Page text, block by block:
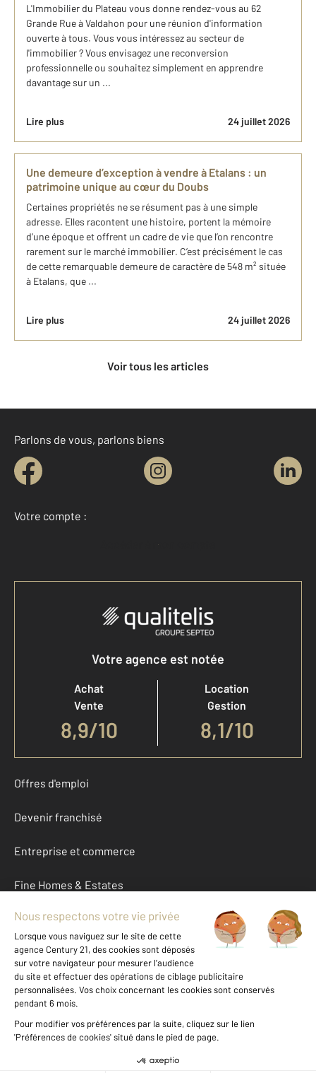
L'Immobilier du Plateau vous donne rendez-vous au 62
Grande Rue à Valdahon pour une réunion d'information
ouverte à tous. Vous vous intéressez au secteur de
l'immobilier ? Vous envisagez une reconversion
professionnelle ou souhaitez simplement en apprendre
davantage sur un ...
Lire plus 24 juillet 2026
Une demeure d’exception à vendre à Etalans : un
patrimoine unique au cœur du Doubs
Certaines propriétés ne se résument pas à une simple
adresse. Elles racontent une histoire, portent la mémoire
d’une époque et offrent un cadre de vie que l’on rencontre
rarement sur le marché immobilier. C’est précisément le cas
de cette remarquable demeure de caractère de 548 m² située
à Etalans, que ...
Lire plus 24 juillet 2026
Voir tous les articles
Parlons de vous, parlons biens
Votre compte :
Accéder à mon compte
Votre agence est notée
Achat
Vente
8,9/10
Location
Gestion
8,1/10
Offres d'emploi
Devenir franchisé
Entreprise et commerce
Fine Homes & Estates
À propos
International
Nous contacter
Données personnelles